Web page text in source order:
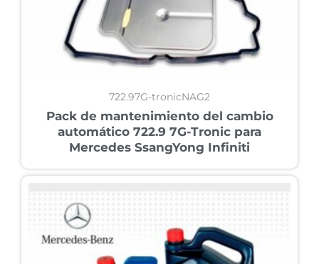
722.97G-tronicNAG2
Pack de mantenimiento del cambio
automático 722.9 7G-Tronic para
Mercedes SsangYong Infiniti